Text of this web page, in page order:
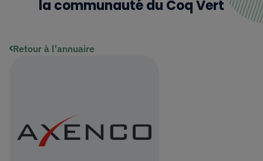
la communauté du Coq Vert
Retour à l'annuaire